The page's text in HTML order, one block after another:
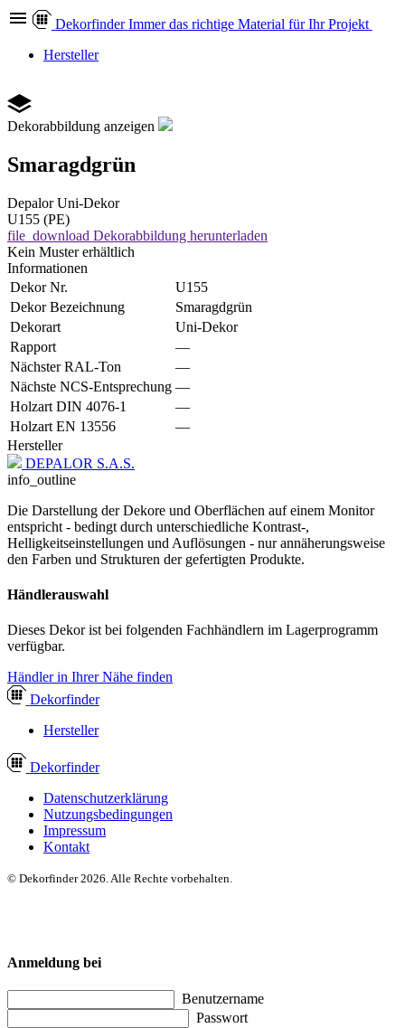
Dekorfinder Immer das richtige Material für Ihr Projekt
Hersteller
Dekorabbildung anzeigen
Smaragdgrün
Depalor Uni-Dekor
U155 (PE)
file_download Dekorabbildung herunterladen
Kein Muster erhältlich
Informationen
Dekor Nr.
U155
Dekor Bezeichnung
Smaragdgrün
Dekorart
Uni-Dekor
Rapport
—
Nächster RAL-Ton
—
Nächste NCS-Entsprechung —
Holzart DIN 4076-1
—
Holzart EN 13556
—
Hersteller
DEPALOR S.A.S.
info_outline
Die Darstellung der Dekore und Oberflächen auf einem Monitor
entspricht - bedingt durch unterschiedliche Kontrast-,
Helligkeitseinstellungen und Auflösungen - nur annäherungsweise
den Farben und Strukturen der gefertigten Produkte.
Händlerauswahl
Dieses Dekor ist bei folgenden Fachhändlern im Lagerprogramm
verfügbar.
Händler in Ihrer Nähe finden
Dekorfinder
Hersteller
Dekorfinder
Datenschutzerklärung
Nutzungsbedingungen
Impressum
Kontakt
© Dekorfinder 2026. Alle Rechte vorbehalten.
Anmeldung bei
Benutzername
Passwort